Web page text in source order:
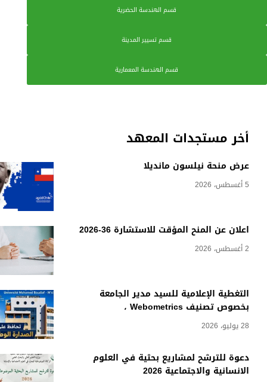
أخر مستجدات المعهد
عرض منحة نيلسون مانديلا
5 أغسطس، 2026
اعلان عن المنح المؤقت للاستشارة 36-2026
2 أغسطس، 2026
التغطية الإعلامية للسيد مدير الجامعة
بخصوص تصنيف Webometrics ،
28 يوليو، 2026
دعوة للترشح لمشاريع بحثية في العلوم
الانسانية والاجتماعية 2026
قسم الهندسة الحضرية
قسم تسيير المدينة
قسم الهندسة المعمارية